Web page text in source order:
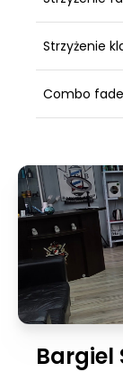
Strzyżenie
Combo
Bargiel